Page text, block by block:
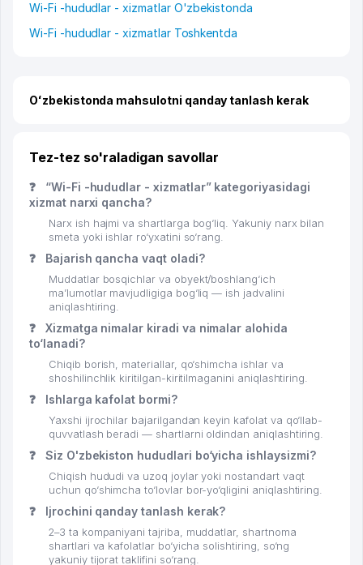
Wi-Fi -hududlar - xizmatlar O'zbekistonda
Wi-Fi -hududlar - xizmatlar Toshkentda
Oʻzbekistonda mahsulotni qanday tanlash kerak
Tez-tez so'raladigan savollar
❓
“Wi-Fi -hududlar - xizmatlar” kategoriyasidagi
xizmat narxi qancha?
Narx ish hajmi va shartlarga bog‘liq. Yakuniy narx bilan
smeta yoki ishlar ro‘yxatini so‘rang.
❓ Bajarish qancha vaqt oladi?
Muddatlar bosqichlar va obyekt/boshlang‘ich
ma’lumotlar mavjudligiga bog‘liq — ish jadvalini
aniqlashtiring.
❓
Xizmatga nimalar kiradi va nimalar alohida
to‘lanadi?
Chiqib borish, materiallar, qo‘shimcha ishlar va
shoshilinchlik kiritilgan-kiritilmaganini aniqlashtiring.
❓ Ishlarga kafolat bormi?
Yaxshi ijrochilar bajarilgandan keyin kafolat va qo‘llab-
quvvatlash beradi — shartlarni oldindan aniqlashtiring.
❓ Siz O'zbekiston hududlari bo‘yicha ishlaysizmi?
Chiqish hududi va uzoq joylar yoki nostandart vaqt
uchun qo‘shimcha to‘lovlar bor-yo‘qligini aniqlashtiring.
❓ Ijrochini qanday tanlash kerak?
2–3 ta kompaniyani tajriba, muddatlar, shartnoma
shartlari va kafolatlar bo‘yicha solishtiring, so‘ng
yakuniy tijorat taklifini so‘rang.